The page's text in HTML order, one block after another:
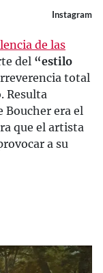
Instagram
de las
del “estilo
total
Resulta
Boucher era el
que el artista
a su